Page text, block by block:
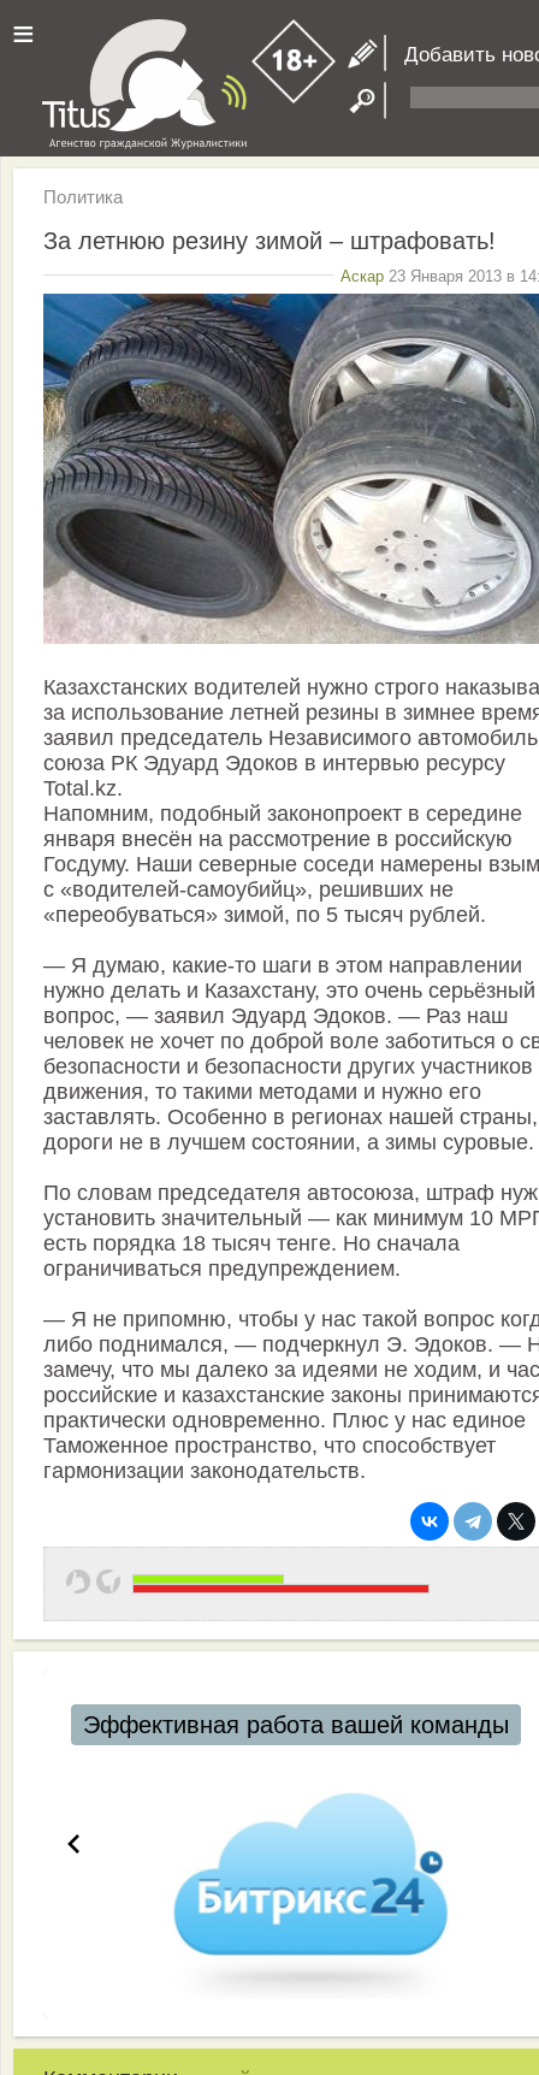
≡ Добавить
Политика
За летнюю резину зимой – штрафовать!
Aскар 23 Января 2013 в
Казахстанских водителей нужно строго
за использование летней резины в зимнее
заявил председатель Независимого
союза РК Эдуард Эдоков в интервью ресурсу
Total.kz.
Напомним, подобный законопроект в середине
января внесён на рассмотрение в российскую
Госдуму. Наши северные соседи намерены
с «водителей-самоубийц», решивших не
«переобуваться» зимой, по 5 тысяч рублей.
— Я думаю, какие-то шаги в этом направлении
нужно делать и Казахстану, это очень серьёзный
вопрос, — заявил Эдуард Эдоков. — Раз наш
человек не хочет по доброй воле заботиться о
безопасности и безопасности других участников
движения, то такими методами и нужно его
заставлять. Особенно в регионах нашей
дороги не в лучшем состоянии, а зимы суровые.
По словам председателя автосоюза, штраф
установить значительный — как минимум 10
есть порядка 18 тысяч тенге. Но сначала
ограничиваться предупреждением.
— Я не припомню, чтобы у нас такой вопрос
либо поднимался, — подчеркнул Э. Эдоков. —
замечу, что мы далеко за идеями не ходим, и
российские и казахстанские законы
практически одновременно. Плюс у нас единое
Таможенное пространство, что способствует
гармонизации законодательств.
Эффективная работа вашей команды